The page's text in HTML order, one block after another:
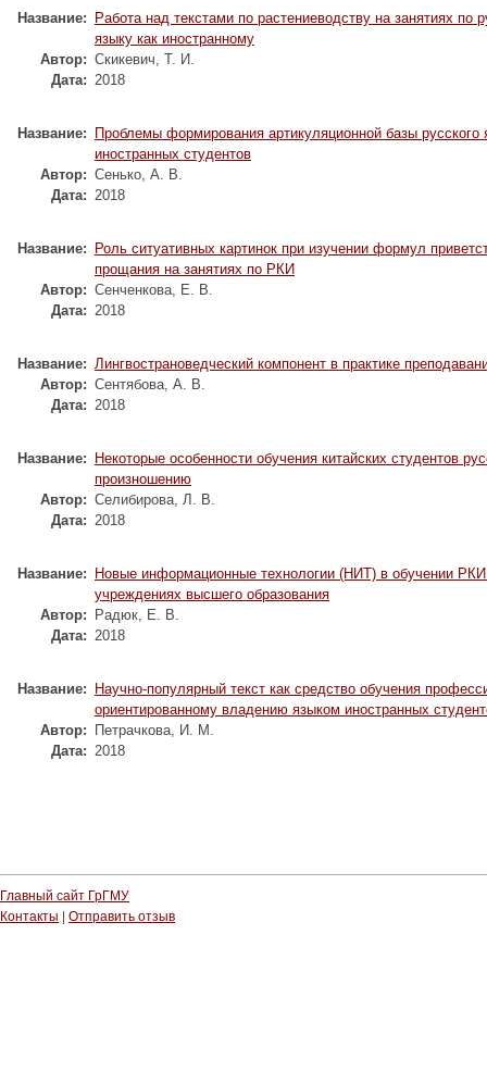
Название:
Работа над текстами по растениеводству на занятиях по
языку как иностранному
Автор: Скикевич, Т. И.
Дата: 2018
Название:
Проблемы формирования артикуляционной базы русского
иностранных студентов
Автор: Сенько, А. В.
Дата: 2018
Название:
Роль ситуативных картинок при изучении формул
прощания на занятиях по РКИ
Автор: Сенченкова, Е. В.
Дата: 2018
Название: Лингвострановедческий компонент в практике
Автор: Сентябова, А. В.
Дата: 2018
Название:
Некоторые особенности обучения китайских студентов
произношению
Автор: Селибирова, Л. В.
Дата: 2018
Название:
Новые информационные технологии (НИТ) в обучении
учреждениях высшего образования
Автор:
Радюк, Е. В.
Дата: 2018
Название:
Научно-популярный текст как средство обучения
ориентированному владению языком иностранных
Автор:
Петрачкова, И. М.
Дата: 2018
Главный сайт ГрГМУ
Контакты
Отправить отзыв